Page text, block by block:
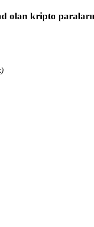
olan kripto